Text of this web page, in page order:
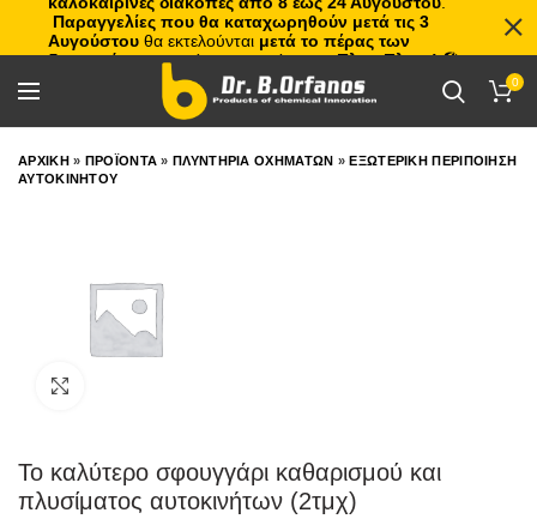
0
ΑΡΧΙΚΗ» ΠΡΟΪΟΝΤΑ »ΠΛΥΝΤΗΡΙΑ ΟΧΗΜΑΤΩΝ »ΕΞΩΤΕΡΙΚΗ ΠΕΡΙΠΟΙΗΣΗ
ΑΥΤΟΚΙΝΗΤΟΥ
Το καλύτερο σφουγγάρι καθαρισμού και
πλυσίματος αυτοκινήτων (2τμχ)
Παραγγελίες που θα καταχωρηθούν μετά τις 3
Αυγούστου θα εκτελούνται μετά το πέρας των
διακοπών, με σειρά προτεραιότητας.Πλιτς Πλατς!🏖️🌊